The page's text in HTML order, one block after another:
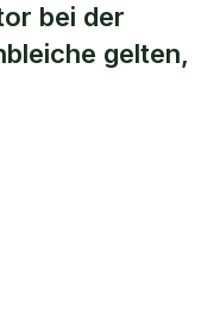
bei der
gelten,